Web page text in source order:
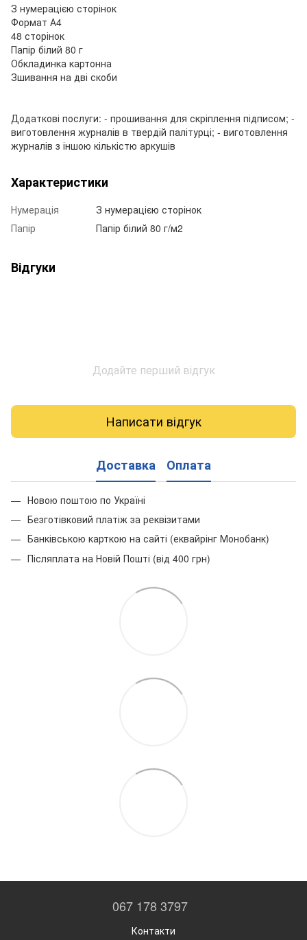
З нумерацією сторінок
Формат А4
48 сторінок
Папір білий 80 г
Обкладинка картонна
Зшивання на дві скоби
Додаткові послуги: - прошивання для скріплення підписом; -
виготовлення журналів в твердій палітурці; - виготовлення
журналів з іншою кількістю аркушів
Характеристики
Нумерація
З нумерацією сторінок
Папір
Папір білий 80 г/м2
Відгуки
Додайте перший відгук
Написати відгук
Доставка Оплата
Новою поштою по Україні
Безготівковий платіж за реквізитами
Банківською карткою на сайті (еквайрінг Монобанк)
Післяплата на Новій Пошті (від 400 грн)
067 178 3797
Контакти